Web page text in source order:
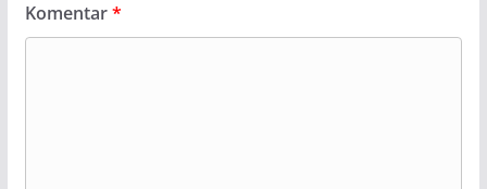
Komentar*